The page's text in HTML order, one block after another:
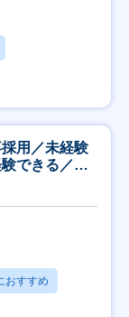
用／未経験
できる／研
おすすめ